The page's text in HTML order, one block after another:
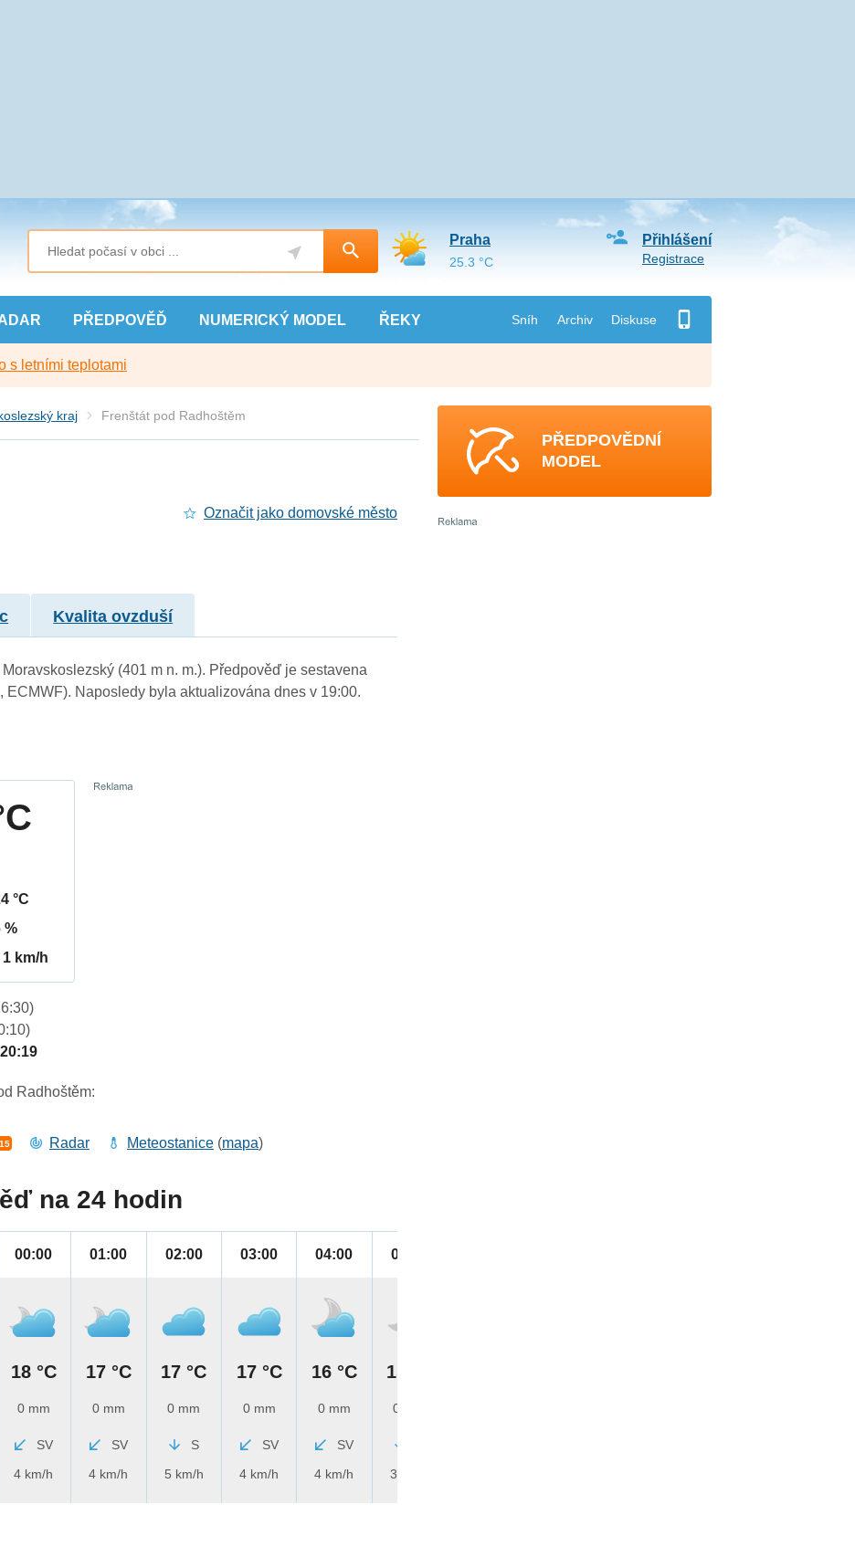
PŘEDPOVĚĎ NUMERICKÝ MODEL ŘEKY Sníh Archiv Diskuse
Přihlášení
Registrace
Praha
25.3 °C
s letními teplotami
kraj Frenštát pod Radhoštěm
Označit jako domovské město
Kvalita ovzduší
(401 m n. m.). Předpověď je sestavena
Naposledy byla aktualizována dnes v 19:00.
°C
%
1 km/h
20:19
Radhoštěm:
15 Radar Meteostanice (mapa)
na 24 hodin
00:00
18 °C
0 mm
SV
4 km/h
01:00
17 °C
0 mm
SV
4 km/h
02:00
17 °C
0 mm
S
5 km/h
03:00
17 °C
0 mm
SV
4 km/h
04:00
16 °C
0 mm
SV
4 km/h
05:00
15 °C
0 mm
3 km/h
PŘEDPOVĚDNÍ
MODEL